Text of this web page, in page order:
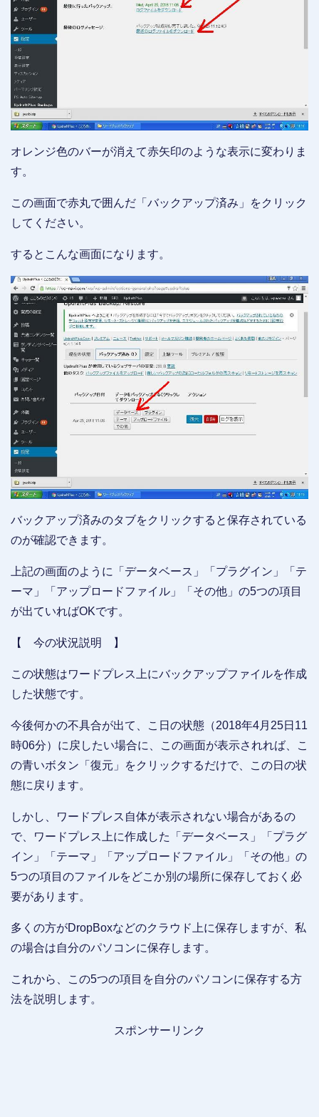
オレンジ色のバーが消えて赤矢印のような表示に変わりま
す。
この画面で赤丸で囲んだ「バックアップ済み」をクリック
してください。
するとこんな画面になります。
バックアップ済みのタブをクリックすると保存されている
のが確認できます。
上記の画面のように「データベース」「プラグイン」「テ
ーマ」「アップロードファイル」「その他」の5つの項目
が出ていればOKです。
【 今の状況説明 】
この状態はワードプレス上にバックアップファイルを作成
した状態です。
今後何かの不具合が出て、こ日の状態（2018年4月25日11
時06分）に戻したい場合に、この画面が表示されれば、こ
の青いボタン「復元」をクリックするだけで、この日の状
態に戻ります。
しかし、ワードプレス自体が表示されない場合があるの
で、ワードプレス上に作成した「データベース」「プラグ
イン」「テーマ」「アップロードファイル」「その他」の
5つの項目のファイルをどこか別の場所に保存しておく必
要があります。
多くの方がDropBoxなどのクラウド上に保存しますが、私
の場合は自分のパソコンに保存します。
これから、この5つの項目を自分のパソコンに保存する方
法を説明します。
スポンサーリンク